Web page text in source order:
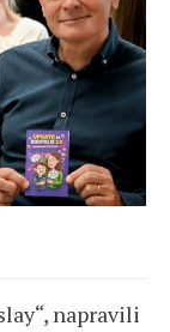
napravili